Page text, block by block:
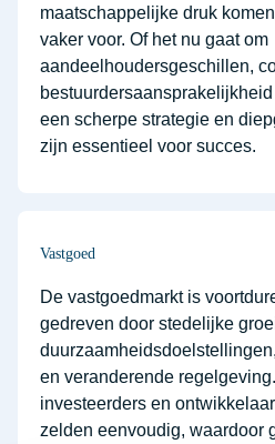
maatschappelijke druk
vaker voor. Of het nu gaat om
aandeelhoudersgeschillen,
een scherpe strategie en
zijn essentieel voor succes.
Vastgoed
De vastgoedmarkt is
gedreven door stedelijke
en veranderende
investeerders en
zelden eenvoudig, waardoor